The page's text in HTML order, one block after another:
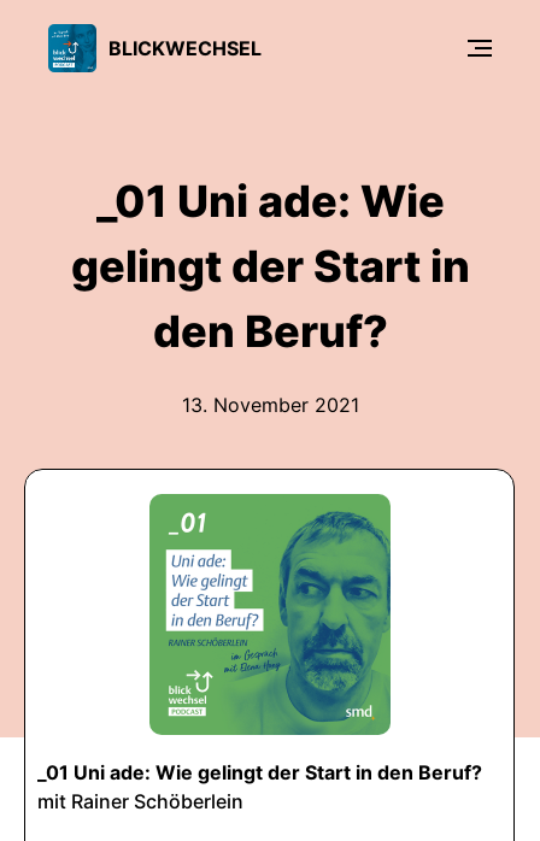
BLICKWECHSEL
_01 Uni ade: Wie
gelingt der Start in
den Beruf?
13. November 2021